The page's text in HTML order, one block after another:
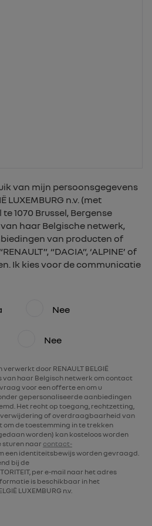
van mijn persoonsgegevens
LUXEMBURG n.v. (met
1070 Brussel, Bergense
haar Belgische netwerk,
van producten of
“DACIA”, ‘ALPINE’ of
Ik kies voor de communicatie
Nee
Nee
door RENAULT BELGIË
van haar Belgisch netwerk om contact
voor een offerte en om u
gepersonaliseerde aanbiedingen
Het recht op toegang, rechtzetting,
of overdraagbaarheid van
om de toestemming in te trekken
worden) kan kosteloos worden
sturen naar contact-
een identiteitsbewijs worden gevraagd.
bij de
per e-mail naar het adres
is beschikbaar in het
LUXEMBURG n.v.